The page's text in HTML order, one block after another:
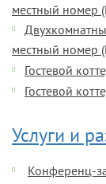
местный
местный
Гостевой
Гостевой
Услуги и
Конференц-